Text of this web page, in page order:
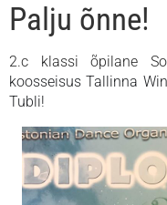
Palju õnne!
2.c klassi õpilane
koosseisusTallinna
Tubli!